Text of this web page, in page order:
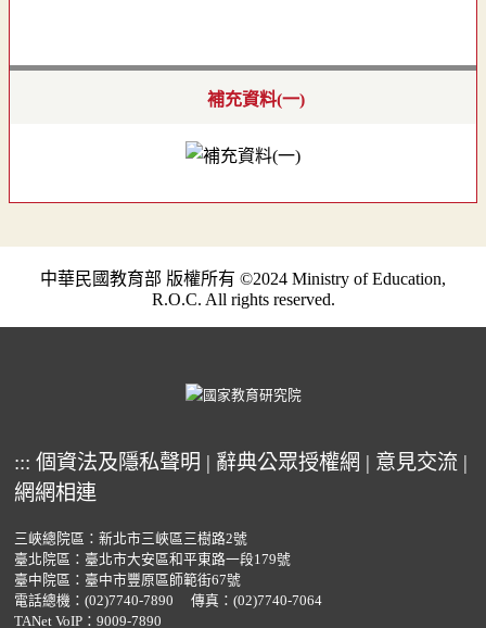
補充資料(一)
中華民國教育部 版權所有 ©2024 Ministry of Education,
R.O.C. All rights reserved.
::: 個資法及隱私聲明 | 辭典公眾授權網 | 意見交流 |
網網相連
三峽總院區：新北市三峽區三樹路2號
臺北院區：臺北市大安區和平東路一段179號
臺中院區：臺中市豐原區師範街67號
電話總機： (02)7740-7890
傳真：(02)7740-7064
TANet VoIP：9009-7890